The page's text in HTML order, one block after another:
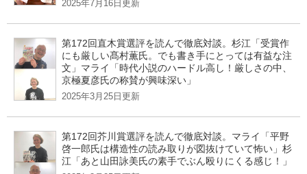
2025年7月16日更新
第172回直木賞選評を読んで徹底対談。杉江「受賞作
にも厳しい髙村薫氏。でも書き手にとっては有益な注
文」マライ「時代小説のハードル高し！厳しさの中、
京極夏彦氏の称賛が興味深い」
2025年3月25日更新
第172回芥川賞選評を読んで徹底対談。マライ「平野
啓一郎氏は構造性の読み取りが図抜けていて怖い」杉
江「あと山田詠美氏の素手でぶん殴りにくる感じ！」